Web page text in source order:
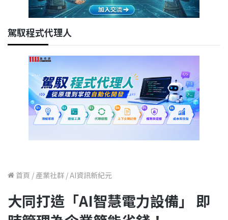
駕馭程式代理人